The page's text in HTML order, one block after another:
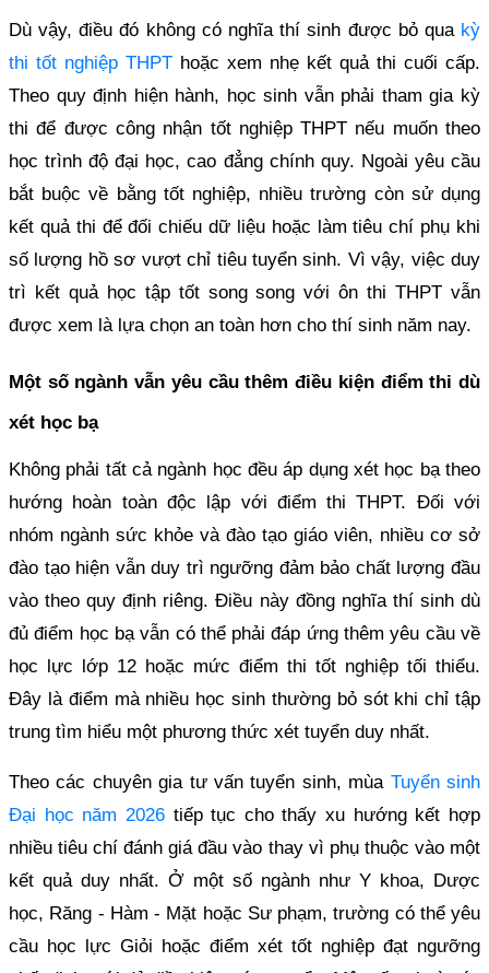
Dù vậy, điều đó không có nghĩa thí sinh được bỏ qua kỳ
thi tốt nghiệp THPT hoặc xem nhẹ kết quả thi cuối cấp.
Theo quy định hiện hành, học sinh vẫn phải tham gia kỳ
thi để được công nhận tốt nghiệp THPT nếu muốn theo
học trình độ đại học, cao đẳng chính quy. Ngoài yêu cầu
bắt buộc về bằng tốt nghiệp, nhiều trường còn sử dụng
kết quả thi để đối chiếu dữ liệu hoặc làm tiêu chí phụ khi
số lượng hồ sơ vượt chỉ tiêu tuyển sinh. Vì vậy, việc duy
trì kết quả học tập tốt song song với ôn thi THPT vẫn
được xem là lựa chọn an toàn hơn cho thí sinh năm nay.
Một số ngành vẫn yêu cầu thêm điều kiện điểm thi dù
xét học bạ
Không phải tất cả ngành học đều áp dụng xét học bạ theo
hướng hoàn toàn độc lập với điểm thi THPT. Đối với
nhóm ngành sức khỏe và đào tạo giáo viên, nhiều cơ sở
đào tạo hiện vẫn duy trì ngưỡng đảm bảo chất lượng đầu
vào theo quy định riêng. Điều này đồng nghĩa thí sinh dù
đủ điểm học bạ vẫn có thể phải đáp ứng thêm yêu cầu về
học lực lớp 12 hoặc mức điểm thi tốt nghiệp tối thiểu.
Đây là điểm mà nhiều học sinh thường bỏ sót khi chỉ tập
trung tìm hiểu một phương thức xét tuyển duy nhất.
Theo các chuyên gia tư vấn tuyển sinh, mùa Tuyển sinh
Đại học năm 2026tiếp tục cho thấy xu hướng kết hợp
nhiều tiêu chí đánh giá đầu vào thay vì phụ thuộc vào một
kết quả duy nhất. Ở một số ngành như Y khoa, Dược
học, Răng - Hàm - Mặt hoặc Sư phạm, trường có thể yêu
cầu học lực Giỏi hoặc điểm xét tốt nghiệp đạt ngưỡng